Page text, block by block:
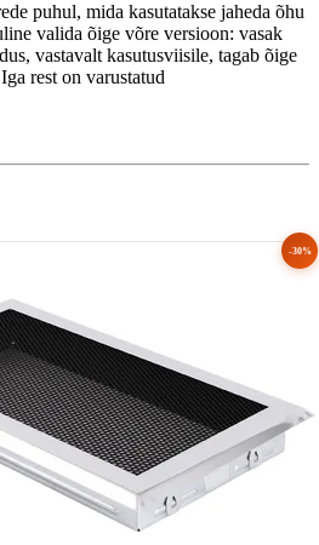
puhul, mida kasutatakse jaheda õhu
valida õige võre versioon: vasak
vastavalt kasutusviisile, tagab õige
rest on varustatud
-30%